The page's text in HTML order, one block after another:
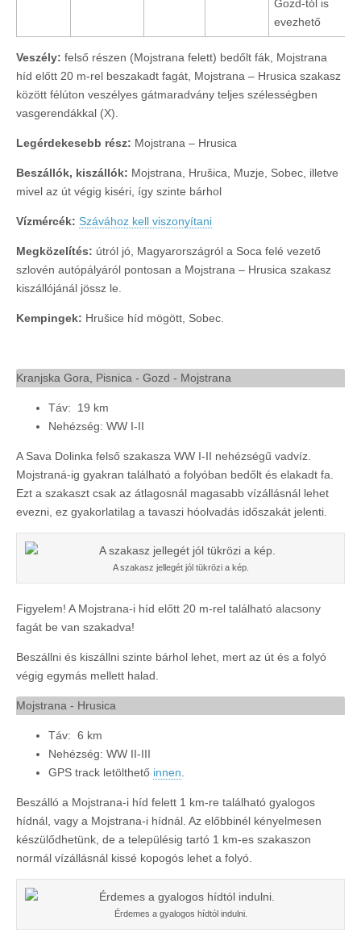
Gozd-tól is
evezhető
Veszély: felső részen (Mojstrana felett) bedőlt fák, Mojstrana
híd előtt 20 m-rel beszakadt fagát, Mojstrana – Hrusica szakasz
között félúton veszélyes gátmaradvány teljes szélességben
vasgerendákkal (X).
Legérdekesebb rész: Mojstrana – Hrusica
Beszállók, kiszállók: Mojstrana, Hrušica, Muzje, Sobec, illetve
mivel az út végig kiséri, így szinte bárhol
Vízmércék: Szávához kell viszonyítani
Megközelítés: útról jó, Magyarországról a Soca felé vezető
szlovén autópályáról pontosan a Mojstrana – Hrusica szakasz
kiszállójánál jössz le.
Kempingek: Hrušice híd mögött, Sobec.
Kranjska Gora, Pisnica - Gozd - Mojstrana
Táv: 19 km
Nehézség: WW I-II
A Sava Dolinka felső szakasza WW I-II nehézségű vadvíz.
Mojstraná-ig gyakran található a folyóban bedőlt és elakadt fa.
Ezt a szakaszt csak az átlagosnál magasabb vízállásnál lehet
evezni, ez gyakorlatilag a tavaszi hóolvadás időszakát jelenti.
A szakasz jellegét jól tükrözi a kép.
Figyelem! A Mojstrana-i híd előtt 20 m-rel található alacsony
fagát be van szakadva!
Beszállni és kiszállni szinte bárhol lehet, mert az út és a folyó
végig egymás mellett halad.
Mojstrana - Hrusica
Táv: 6 km
Nehézség: WW II-III
GPS track letölthető innen
Beszálló a Mojstrana-i híd felett 1 km-re található gyalogos
hídnál, vagy a Mojstrana-i hídnál. Az előbbinél kényelmesen
készülődhetünk, de a településig tartó 1 km-es szakaszon
normál vízállásnál kissé kopogós lehet a folyó.
Érdemes a gyalogos hídtól indulni.